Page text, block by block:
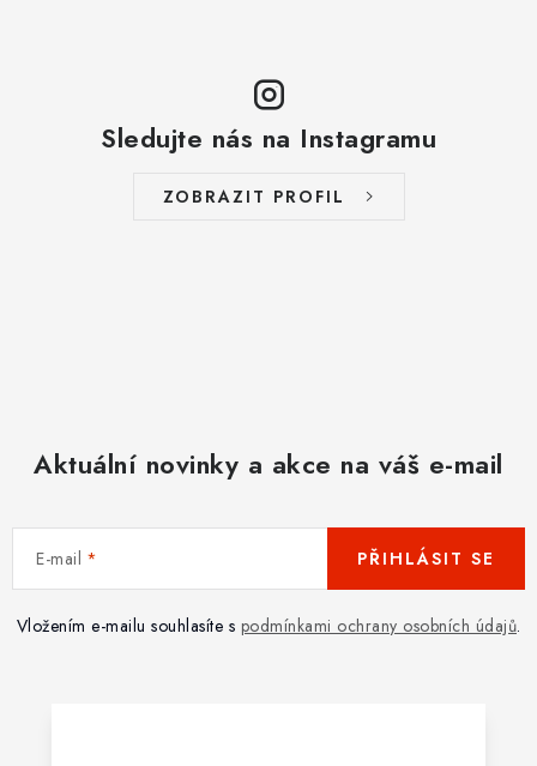
Sledujte nás na Instagramu
ZOBRAZIT PROFIL
Aktuální novinky a akce na váš e-mail
E-mail
Vložením e-mailu souhlasíte s podmínkami ochrany osobních údajů.
PŘIHLÁSIT SE